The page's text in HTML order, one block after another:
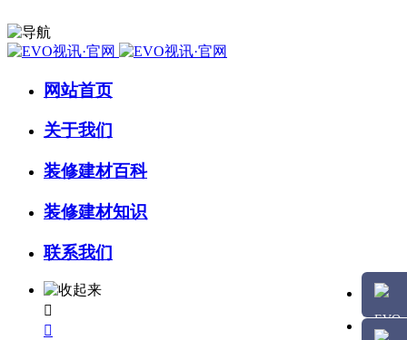
网站首页
关于我们
装修建材百科
装修建材知识
联系我们

